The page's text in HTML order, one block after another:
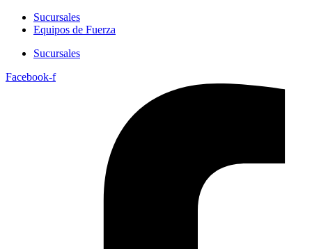
Sucursales
Equipos de Fuerza
Sucursales
Facebook-f